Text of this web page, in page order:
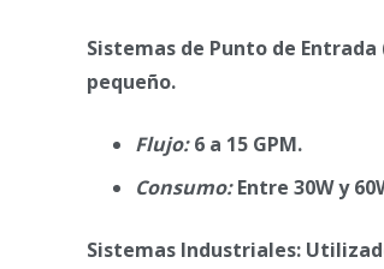
Sistemas de Punto de
pequeño.
Flujo:6 a 15 GPM.
Consumo:Entre 30W y
Sistemas Industriales: